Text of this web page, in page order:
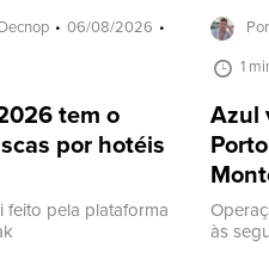
06/08/2026
tem o
por hotéis
feito pela plataforma
1
Azul
às